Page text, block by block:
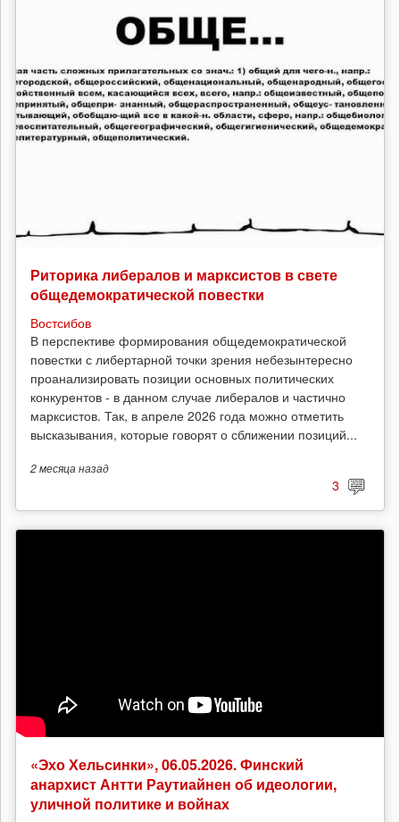
Риторика либералов и марксистов в свете
общедемократической повестки
Востсибов
В перспективе формирования общедемократической
повестки с либертарной точки зрения небезынтересно
проанализировать позиции основных политических
конкурентов - в данном случае либералов и частично
марксистов. Так, в апреле 2026 года можно отметить
высказывания, которые говорят о сближении позиций...
2 месяца назад
3
«Эхо Хельсинки», 06.05.2026. Финский
анархист Антти Раутиайнен об идеологии,
уличной политике и войнах